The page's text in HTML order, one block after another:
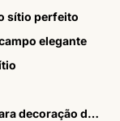
sítio perfeito
elegante
Boas práticas e tendências de 2026 para decoração de casamento em sítio